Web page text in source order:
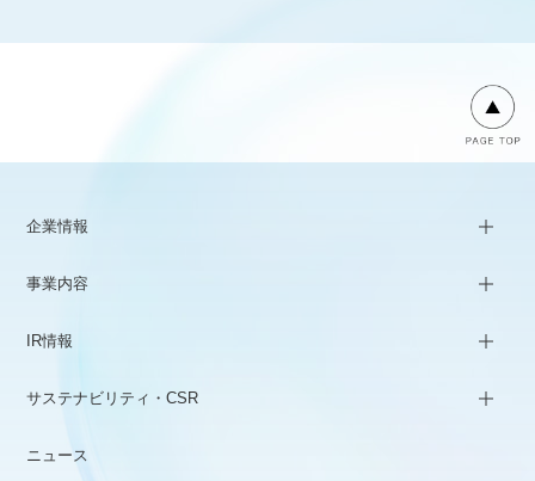
企業情報
事業内容
IR情報
サステナビリティ・CSR
ニュース